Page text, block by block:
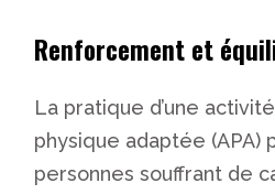
Renforcement et
La pratique d’une activité
physique adaptée (APA)
personnes souffrant de